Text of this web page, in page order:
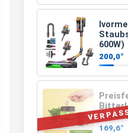
600W)
200,0°
(Mix
169,6°
Och siche
Kerstin
Meggle